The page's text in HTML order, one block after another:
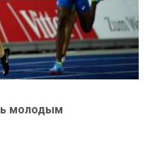
молодым